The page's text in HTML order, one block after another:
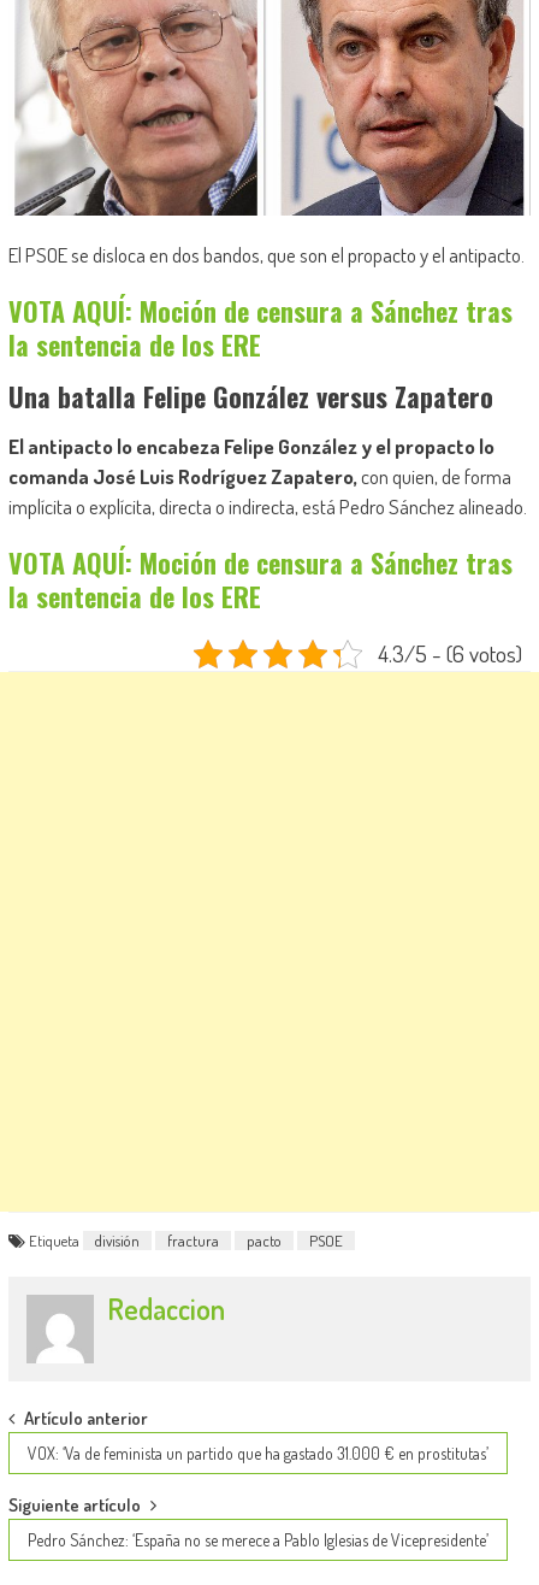
El PSOE se disloca en dos bandos, que son el propacto y el antipacto.
VOTA AQUÍ: Moción de censura a Sánchez tras
la sentencia de los ERE
Una batalla Felipe González versus Zapatero
El antipacto lo encabeza Felipe González y el propacto lo
comanda José Luis Rodríguez Zapatero,con quien, de forma
implícita o explícita, directa o indirecta, está Pedro Sánchez alineado.
VOTA AQUÍ: Moción de censura a Sánchez tras
la sentencia de los ERE
4.3/5 - (6 votos)
Etiqueta división fractura pacto PSOE
Redaccion
Post
navigation
Artículo anterior
VOX: ‘Va de feminista un partido que ha gastado 31.000 € en prostitutas’
Siguiente artículo
Pedro Sánchez: ‘España no se merece a Pablo Iglesias de Vicepresidente’